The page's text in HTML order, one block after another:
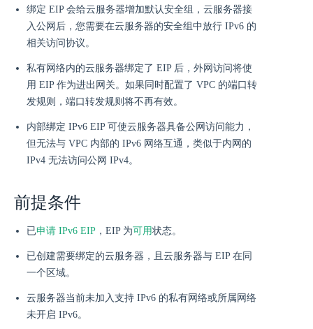
绑定 EIP 会给云服务器增加默认安全组，云服务器接
入公网后，您需要在云服务器的安全组中放行 IPv6 的
相关访问协议。
私有网络内的云服务器绑定了 EIP 后，外网访问将使
用 EIP 作为进出网关。如果同时配置了 VPC 的端口转
发规则，端口转发规则将不再有效。
内部绑定 IPv6 EIP 可使云服务器具备公网访问能力，
但无法与 VPC 内部的 IPv6 网络互通，类似于内网的
IPv4 无法访问公网 IPv4。
前提条件
已申请 IPv6 EIP ，EIP 为可用状态。
已创建需要绑定的云服务器，且云服务器与 EIP 在同
一个区域。
云服务器当前未加入支持 IPv6 的私有网络或所属网络
未开启 IPv6。